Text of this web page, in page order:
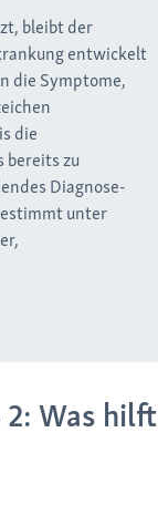
bleibt der
entwickelt
die Symptome,
die
bereits zu
Diagnose-
unter
2: Was hilft